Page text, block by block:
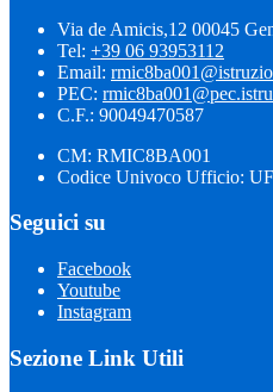
Via de Amicis,12 00045
Tel: +39 06 93953112
Email:
PEC:
C.F.: 90049470587
CM: RMIC8BA001
Codice Univoco Ufficio:
Seguici su
Facebook
Youtube
Instagram
Sezione Link Utili